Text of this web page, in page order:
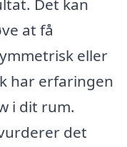
Det kan
at få
eller
har erfaringen
i dit rum.
det